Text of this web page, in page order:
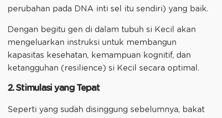
perubahan pada DNA inti sel itu sendiri) yang baik.
Dengan begitu gen di dalam tubuh si Kecil akan
mengeluarkan instruksi untuk membangun
kapasitas kesehatan, kemampuan kognitif, dan
ketangguhan (resilience) si Kecil secara optimal.
2. Stimulasi yang Tepat
Seperti yang sudah disinggung sebelumnya, bakat